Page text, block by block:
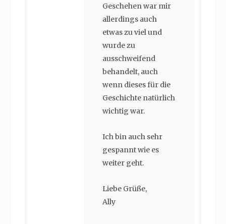
Geschehen war mir
allerdings auch
etwas zu viel und
wurde zu
ausschweifend
behandelt, auch
wenn dieses für die
Geschichte natürlich
wichtig war.
Ich bin auch sehr
gespannt wie es
weiter geht.
Liebe Grüße,
Ally